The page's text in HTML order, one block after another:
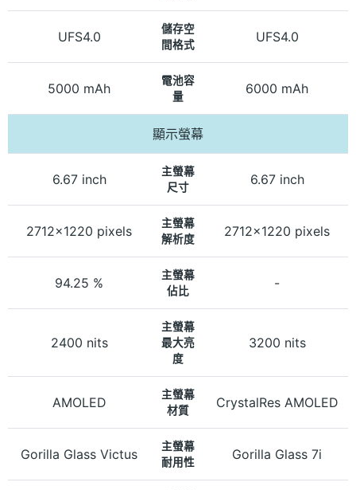
UFS4.0
儲存空
間格式
UFS4.0
5000 mAh
電池容
量
6000 mAh
顯示螢幕
6.67 inch
主螢幕
尺寸
6.67 inch
2712x1220 pixels
主螢幕
解析度
2712x1220 pixels
94.25 %
主螢幕
佔比
-
2400 nits
主螢幕
最大亮
度
3200 nits
AMOLED
主螢幕
材質
CrystalRes AMOLED
Gorilla Glass Victus
主螢幕
耐用性
Gorilla Glass 7i